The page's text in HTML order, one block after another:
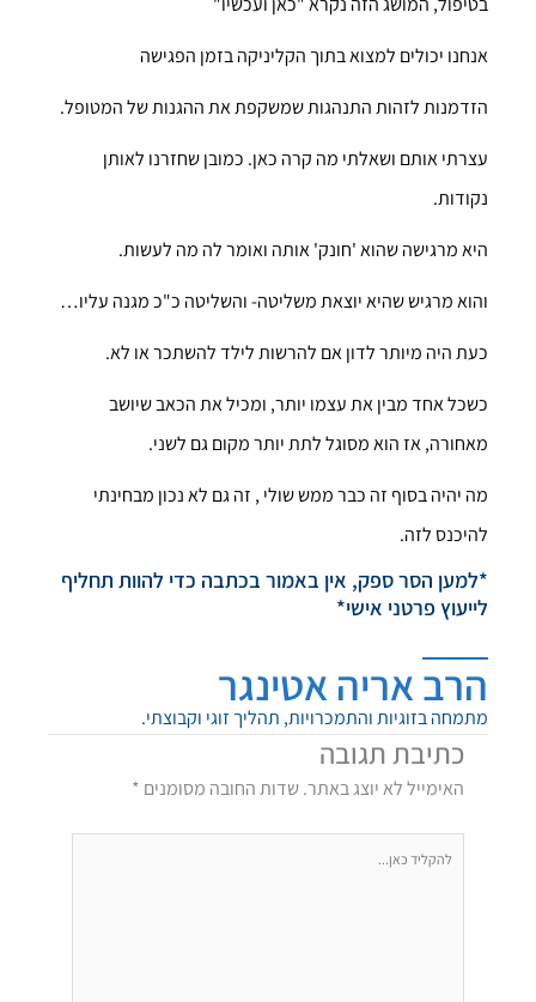
אנחנו יכולים למצוא בתוך הקליניקה בזמן הפגישה
הזדמנות לזהות התנהגות שמשקפת את ההגנות של המטופל.
עצרתי אותם ושאלתי מה קרה כאן. כמובן שחזרנו לאותן
נקודות.
היא מרגישה שהוא 'חונק' אותה ואומר לה מה לעשות.
והוא מרגיש שהיא יוצאת משליטה- והשליטה כ"כ מגנה עליו…
כעת היה מיותר לדון אם להרשות לילד להשתכר או לא.
כשכל אחד מבין את עצמו יותר, ומכיל את הכאב שיושב
מאחורה, אז הוא מסוגל לתת יותר מקום גם לשני.
מה יהיה בסוף זה כבר ממש שולי , זה גם לא נכון מבחינתי
להיכנס לזה.
*למען הסר ספק, אין באמור בכתבה כדי להוות תחליף
לייעוץ פרטני אישי*
הרב אריה אטינגר
מתמחה בזוגיות והתמכרויות, תהליך זוגי וקבוצתי.
כתיבת תגובה
האימייל לא יוצג באתר.שדות החובה מסומנים *
להקליד